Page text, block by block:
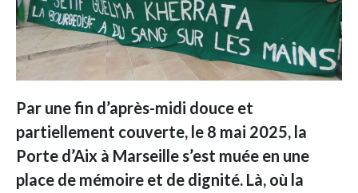
Par une fin d’après-midi douce et
partiellement couverte, le 8 mai 2025, la
Porte d’Aix à Marseille s’est muée en une
place de mémoire et de dignité. Là, où la